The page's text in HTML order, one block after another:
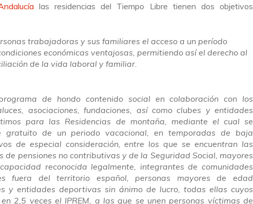
las residencias del Tiempo Libre tienen dos objetivos
trabajadoras y sus familiares el acceso a un período
económicas ventajosas, permitiendo así el derecho al
de la vida laboral y familiar.
de hondo contenido social en colaboración con los
asociaciones, fundaciones, así como clubes y entidades
para las Residencias de montaña, mediante el cual se
gratuito de un periodo vacacional, en temporadas de baja
de especial consideración, entre los que se encuentran las
de pensiones no contributivas y de la Seguridad Social, mayores
reconocida legalmente, integrantes de comunidades
fuera del territorio español, personas mayores de edad
y entidades deportivas sin ánimo de lucro, todas ellas cuyos
2,5 veces el IPREM, a las que se unen personas víctimas de